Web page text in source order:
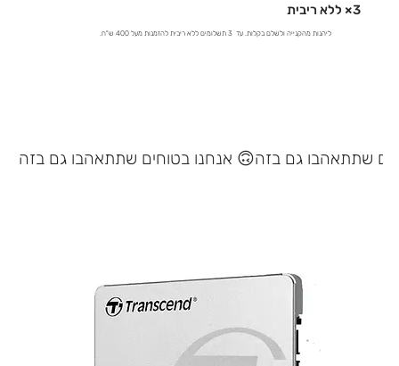
3× ללא ריבית
ליהנות מהקנייה ולשלם בקלות. עד 3 תשלומים ללא ריבית להזמנות מעל 400 ש"ח.
אנחנו בטוחים שתתאהבו גם בזה 🙃